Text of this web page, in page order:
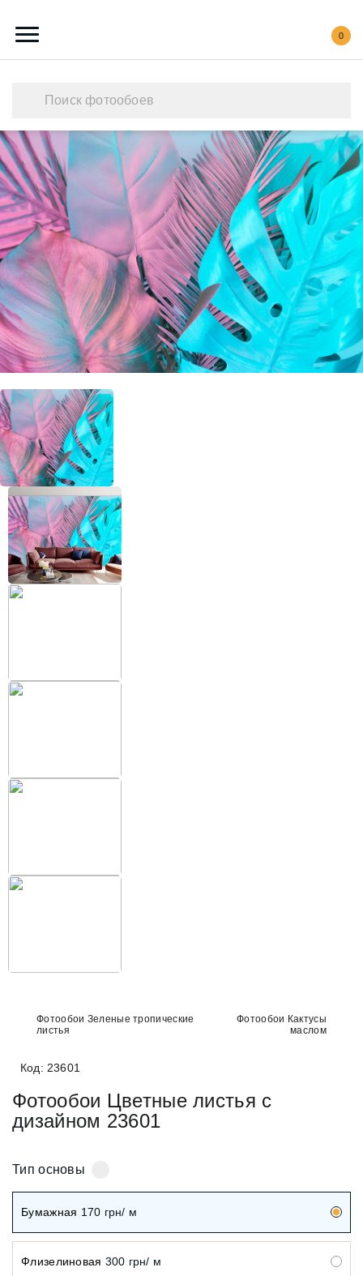
0
Каталог обоев
Наши работы
Создать свои фотообои
Акции
О нас
Контакты
+38 (097) 151 87 57
Избранное
Фотообои Зеленые тропические
листья
Фотообои Кактусы
маслом
Код: 23601
Фотообои Цветные листья с
дизайном 23601
Тип основы
Бумажная 170 грн/ м
Флизелиновая 300 грн/ м